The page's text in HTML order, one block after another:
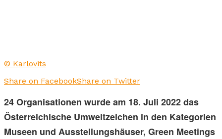
© Karlovits
Share on FacebookShare on Twitter
24 Organisationen wurde am 18. Juli 2022 das
Österreichische Umweltzeichen in den Kategorien
Museen und Ausstellungshäuser, Green Meetings